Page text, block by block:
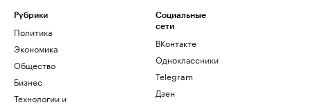
Рубрики
Политика
Экономика
Общество
Бизнес
Технологии и
Социальные
сети
ВКонтакте
Одноклассники
Telegram
Дзен